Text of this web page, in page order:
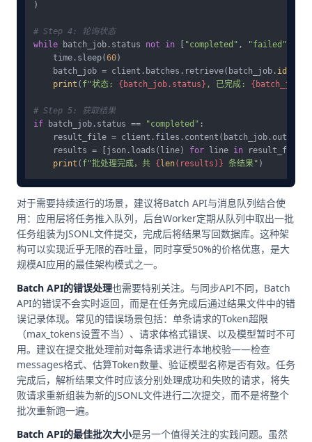
)
# Step 4: 轮询状态
while batch_job.status not in "completed" , "failed"
    time.sleep(
60)
    batch_job = client.batches.retrieve(batch_job.
id
print ( f"状态: {batch_job.status} , 已完成:
# Step 5: 获取结果
if batch_job.status == "completed" :
result_file =
    results = [json.loads(line)
for line in
print ( f"批处理完成，共 { len(results)} 条结果"
对于需要持续运行的场景，建议将Batch API与消息队列结合使
用：应用层将任务推入队列，后台Worker定期从队列中取出一批
任务组装为JSONL文件提交，完成后将结果写回数据库。这种架
构可以实现近乎无限的吞吐量，同时享受50%的价格优惠，是大
规模AI应用的最佳架构模式之一。
Batch API的错误处理也需要特别关注。与同步API不同，Batch
API的错误不会实时返回，而是在任务完成后通过结果文件中的错
误记录体现。常见的错误场景包括：单条请求的Token超限
（max_tokens设置不当）、请求体格式错误、以及模型暂时不可
用。建议在提交批处理前对每条请求进行本地校验——检查
messages格式、估算Token数量、验证模型名称是否有效。任务
完成后，解析结果文件时应该分别处理成功和失败的请求，将失
败请求重新组装为新的JSONL文件进行二次提交，而不是将整个
批次重新跑一遍。
Batch API的最佳批次大小是另一个值得关注的实践问题。虽然